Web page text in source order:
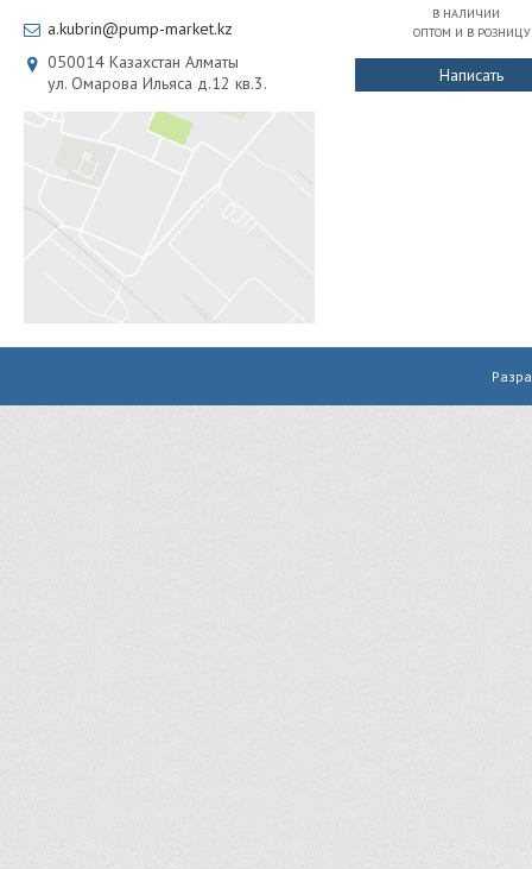
В НАЛИЧИИ
ОПТОМ И В РОЗНИЦУ
Написать
a.kubrin@pump-market.kz
050014 Казахстан Алматы
ул. Омарова Ильяса д.12 кв.3.